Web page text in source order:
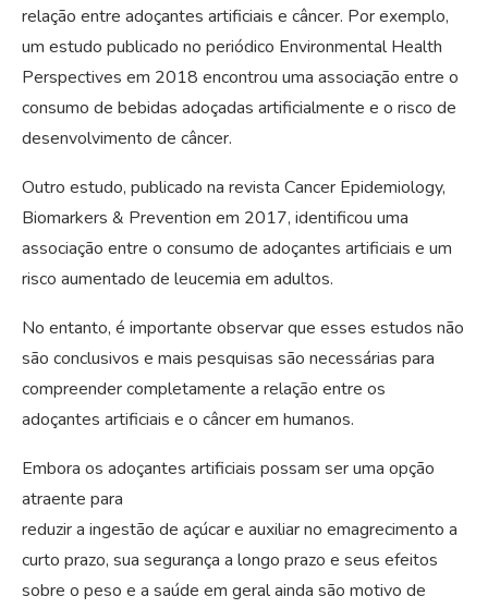
relação entre adoçantes artificiais e câncer. Por exemplo,
um estudo publicado no periódico Environmental Health
Perspectives em 2018 encontrou uma associação entre o
consumo de bebidas adoçadas artificialmente e o risco de
desenvolvimento de câncer.
Outro estudo, publicado na revista Cancer Epidemiology,
Biomarkers & Prevention em 2017, identificou uma
associação entre o consumo de adoçantes artificiais e um
risco aumentado de leucemia em adultos.
No entanto, é importante observar que esses estudos não
são conclusivos e mais pesquisas são necessárias para
compreender completamente a relação entre os
adoçantes artificiais e o câncer em humanos.
Embora os adoçantes artificiais possam ser uma opção
atraente para
reduzir a ingestão de açúcar e auxiliar no emagrecimento a
curto prazo, sua segurança a longo prazo e seus efeitos
sobre o peso e a saúde em geral ainda são motivo de